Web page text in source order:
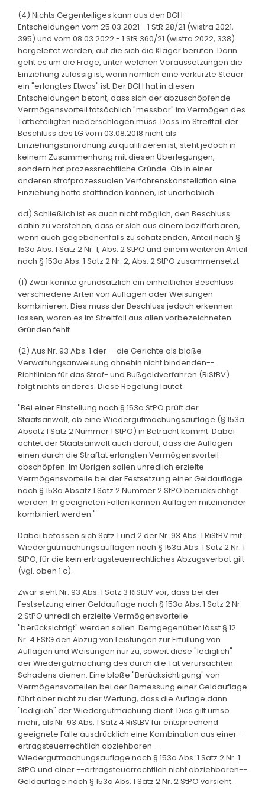
(4) Nichts Gegenteiliges kann aus den BGH-
Entscheidungen vom 25.03.2021 - 1 StR 28/21 (wistra 2021,
395) und vom 08.03.2022 - 1 StR 360/21 (wistra 2022, 338)
hergeleitet werden, auf die sich die Kläger berufen. Darin
geht es um die Frage, unter welchen Voraussetzungen die
Einziehung zulässig ist, wann nämlich eine verkürzte Steuer
ein "erlangtes Etwas" ist. Der BGH hat in diesen
Entscheidungen betont, dass sich der abzuschöpfende
Vermögensvorteil tatsächlich "messbar" im Vermögen des
Tatbeteiligten niederschlagen muss. Dass im Streitfall der
Beschluss des LG vom 03.08.2018 nicht als
Einziehungsanordnung zu qualifizieren ist, steht jedoch in
keinem Zusammenhang mit diesen Überlegungen,
sondern hat prozessrechtliche Gründe. Ob in einer
anderen strafprozessualen Verfahrenskonstellation eine
Einziehung hätte stattfinden können, ist unerheblich.
dd) Schließlich ist es auch nicht möglich, den Beschluss
dahin zu verstehen, dass er sich aus einem bezifferbaren,
wenn auch gegebenenfalls zu schätzenden, Anteil nach §
153a Abs. 1 Satz 2 Nr. 1, Abs. 2 StPO und einem weiteren Anteil
nach § 153a Abs. 1 Satz 2 Nr. 2, Abs. 2 StPO zusammensetzt.
(1) Zwar könnte grundsätzlich ein einheitlicher Beschluss
verschiedene Arten von Auflagen oder Weisungen
kombinieren. Dies muss der Beschluss jedoch erkennen
lassen, woran es im Streitfall aus allen vorbezeichneten
Gründen fehlt.
(2) Aus Nr. 93 Abs. 1 der --die Gerichte als bloße
Verwaltungsanweisung ohnehin nicht bindenden--
Richtlinien für das Straf- und Bußgeldverfahren (RiStBV)
folgt nichts anderes. Diese Regelung lautet:
"Bei einer Einstellung nach § 153a StPO prüft der
Staatsanwalt, ob eine Wiedergutmachungsauflage (§ 153a
Absatz 1 Satz 2 Nummer 1 StPO) in Betracht kommt. Dabei
achtet der Staatsanwalt auch darauf, dass die Auflagen
einen durch die Straftat erlangten Vermögensvorteil
abschöpfen. Im Übrigen sollen unredlich erzielte
Vermögensvorteile bei der Festsetzung einer Geldauflage
nach § 153a Absatz 1 Satz 2 Nummer 2 StPO berücksichtigt
werden. In geeigneten Fällen können Auflagen miteinander
kombiniert werden."
Dabei befassen sich Satz 1 und 2 der Nr. 93 Abs. 1 RiStBV mit
Wiedergutmachungsauflagen nach § 153a Abs. 1 Satz 2 Nr. 1
StPO, für die kein ertragsteuerrechtliches Abzugsverbot gilt
(vgl. oben 1.c).
Zwar sieht Nr. 93 Abs. 1 Satz 3 RiStBV vor, dass bei der
Festsetzung einer Geldauflage nach § 153a Abs. 1 Satz 2 Nr.
2 StPO unredlich erzielte Vermögensvorteile
"berücksichtigt" werden sollen. Demgegenüber lässt § 12
Nr. 4 EStG den Abzug von Leistungen zur Erfüllung von
Auflagen und Weisungen nur zu, soweit diese "lediglich"
der Wiedergutmachung des durch die Tat verursachten
Schadens dienen. Eine bloße "Berücksichtigung" von
Vermögensvorteilen bei der Bemessung einer Geldauflage
führt aber nicht zu der Wertung, dass die Auflage dann
"lediglich" der Wiedergutmachung dient. Dies gilt umso
mehr, als Nr. 93 Abs. 1 Satz 4 RiStBV für entsprechend
geeignete Fälle ausdrücklich eine Kombination aus einer --
ertragsteuerrechtlich abziehbaren--
Wiedergutmachungsauflage nach § 153a Abs. 1 Satz 2 Nr. 1
StPO und einer --ertragsteuerrechtlich nicht abziehbaren--
Geldauflage nach § 153a Abs. 1 Satz 2 Nr. 2 StPO vorsieht.